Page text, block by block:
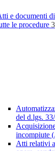
e documenti
le procedure 3
del d.lgs.
incompiute
Atti relativi